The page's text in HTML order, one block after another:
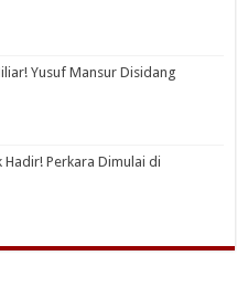
Yusuf Mansur Disidang
Perkara Dimulai di